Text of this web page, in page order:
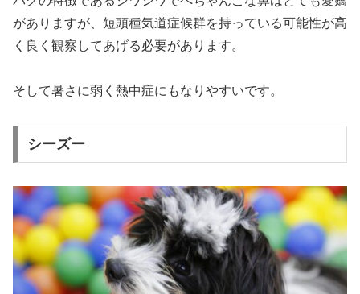
がありますが、短頭種気道症候群を持っている可能性が高
く良く観察してあげる必要があります。
そして暑さに弱く熱中症にもなりやすいです。
シーズー